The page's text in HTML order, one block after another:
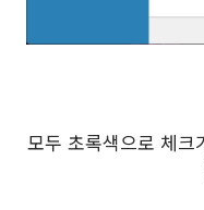
모두 초록색으로 체크